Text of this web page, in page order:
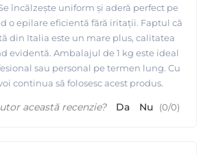
încălzește uniform și aderă perfect pe
o epilare eficientă fără iritații. Faptul că
din Italia este un mare plus, calitatea
evidentă. Ambalajul de 1 kg este ideal
sau personal pe termen lung. Cu
continua să folosesc acest produs.
această recenzie? Da Nu (0/0)